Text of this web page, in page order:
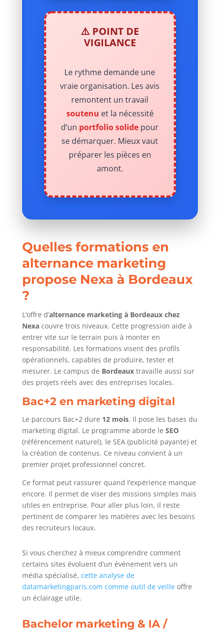
⚠️ POINT DE
VIGILANCE
Le rythme demande une
vraie organisation. Les avis
remontent un travail
soutenu et la nécessité
d’un portfolio solide pour
se démarquer. Mieux vaut
préparer les pièces en
amont.
Quelles formations en
alternance marketing
propose Nexa à Bordeaux
?
L’offre d’alternance marketing à Bordeaux chez
Nexacouvre trois niveaux. Cette progression aide à
entrer vite sur le terrain puis à monter en
responsabilité. Les formations visent des profils
opérationnels, capables de produire, tester et
mesurer. Le campus de Bordeauxtravaille aussi sur
des projets réels avec des entreprises locales.
Bac+2 en marketing digital
Le parcours Bac+2 dure 12 mois. Il pose les bases du
marketing digital. Le programme aborde le SEO
(référencement naturel), le SEA (publicité payante) et
la création de contenus. Ce niveau convient à un
premier projet professionnel concret.
Ce format peut rassurer quand l’expérience manque
encore. Il permet de viser des missions simples mais
utiles en entreprise. Pour aller plus loin, il reste
pertinent de comparer les matières avec les besoins
des recruteurs locaux.
Si vous cherchez à mieux comprendre comment
certains sites évoluent d’un événement vers un
média spécialisé, cette analyse de
datamarketingparis.com comme outil de veilleoffre
un éclairage utile.
Bachelor marketing & IA /